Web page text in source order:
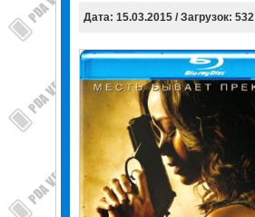
Дата: 15.03.2015 / Загрузок: 532